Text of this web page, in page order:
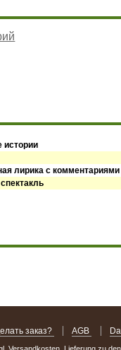
истории
лирика с комментариями
заказ? AGB